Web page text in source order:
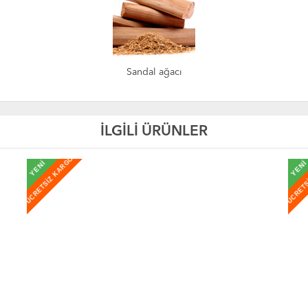
Sandal ağacı
İLGİLİ ÜRÜNLER
YENİ
ÜCRETSİZ KARGO YENİ